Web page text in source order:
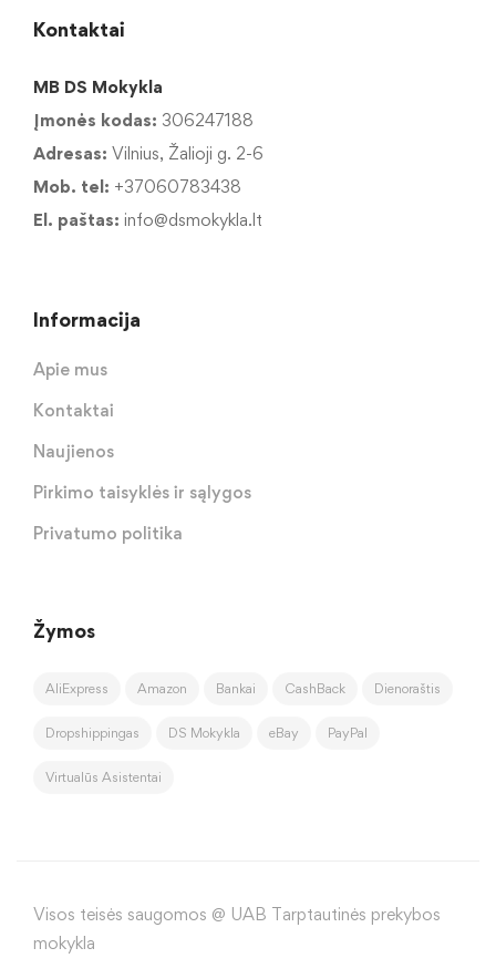
Kontaktai
MB DS Mokykla
Įmonės kodas: 306247188
Adresas: Vilnius, Žalioji g. 2-6
Mob. tel: +37060783438
El. paštas: info@dsmokykla.lt
Informacija
Apie mus
Kontaktai
Naujienos
Pirkimo taisyklės ir sąlygos
Privatumo politika
Žymos
AliExpress Amazon Bankai CashBack Dienoraštis
Dropshippingas DS Mokykla eBay PayPal
Virtualūs Asistentai
Visos teisės saugomos @ UAB Tarptautinės prekybos
mokykla